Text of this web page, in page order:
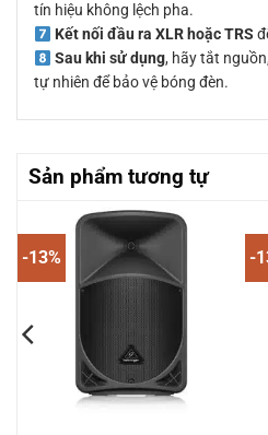
tín hiệu không lệch pha.
Kết nối đầu ra XLR hoặc TRS
Sau khi sử dụng, hãy tắt
tự nhiên để bảo vệ bóng đèn.
Sản phẩm tương tự
-13% -